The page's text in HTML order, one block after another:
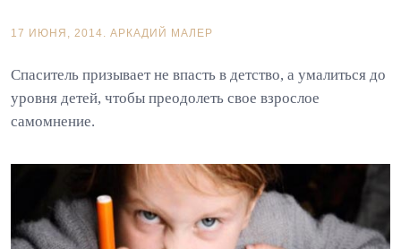
17 ИЮНЯ, 2014. АРКАДИЙ МАЛЕР
Спаситель призывает не впасть в детство, а умалиться до
уровня детей, чтобы преодолеть свое взрослое
самомнение.